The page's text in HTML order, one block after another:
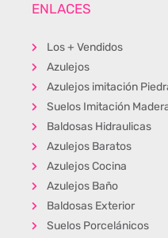
ENLACES
Los + Vendidos
Azulejos
Azulejos imitación
Suelos Imitación
Baldosas Hidraulicas
Azulejos Baratos
Azulejos Cocina
Azulejos Baño
Baldosas Exterior
Suelos Porcelánicos